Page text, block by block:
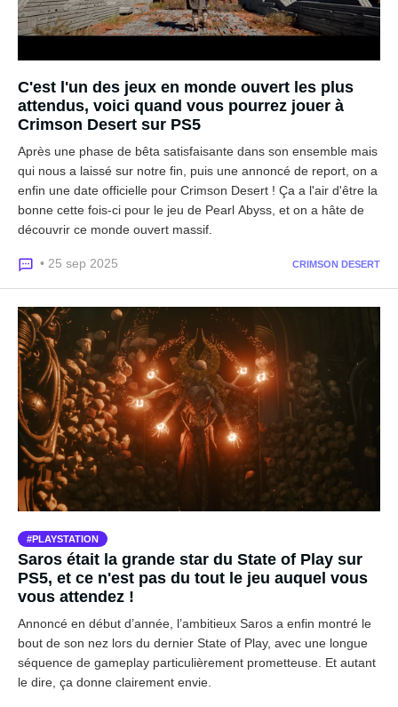
C'est l'un des jeux en monde ouvert les plus
attendus, voici quand vous pourrez jouer à
Crimson Desert sur PS5
Après une phase de bêta satisfaisante dans son ensemble mais
qui nous a laissé sur notre fin, puis une annoncé de report, on a
enfin une date officielle pour Crimson Desert ! Ça a l'air d'être la
bonne cette fois-ci pour le jeu de Pearl Abyss, et on a hâte de
découvrir ce monde ouvert massif.
• 25 sep 2025 CRIMSON DESERT
PLAYSTATION
Saros était la grande star du State of Play sur
PS5, et ce n'est pas du tout le jeu auquel vous
vous attendez !
Annoncé en début d’année, l’ambitieux Saros a enfin montré le
bout de son nez lors du dernier State of Play, avec une longue
séquence de gameplay particulièrement prometteuse. Et autant
le dire, ça donne clairement envie.